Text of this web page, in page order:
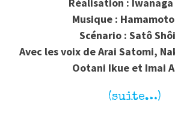
Réalisation : Iwanaga
Musique :
Scénario : Satô
Avec les voix de Arai Satomi,
Ootani Ikue et Imai
(suite…)